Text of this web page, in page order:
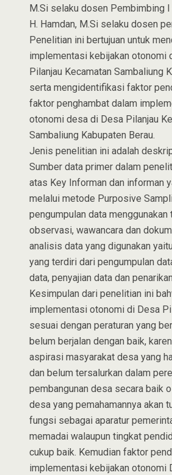
M.Si selaku dosen Pembimbing I
H. Hamdan, M.Si selaku dosen
Penelitian ini bertujuan untuk
implementasi kebijakan otonomi
Pilanjau Kecamatan Sambaliung
serta mengidentifikasi faktor
faktor penghambat dalam
otonomi desa di Desa Pilanjau
Sambaliung Kabupaten Berau.
Jenis penelitian ini adalah
Sumber data primer dalam
atas Key Informan dan informan
melalui metode Purposive
pengumpulan data menggunakan
observasi, wawancara dan
analisis data yang digunakan
yang terdiri dari pengumpulan
data, penyajian data dan
Kesimpulan dari penelitian ini
implementasi otonomi di Desa
sesuai dengan peraturan yang
belum berjalan dengan baik,
aspirasi masyarakat desa yang
dan belum tersalurkan dalam
pembangunan desa secara baik
desa yang pemahamannya akan
fungsi sebagai aparatur
memadai walaupun tingkat
cukup baik. Kemudian faktor
implementasi kebijakan otonomi